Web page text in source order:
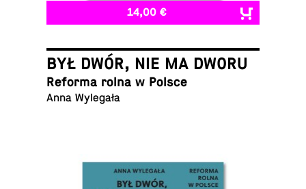
14,00 €
BYŁ DWÓR, NIE MA DWORU
Reforma rolna w Polsce
Anna Wylegała